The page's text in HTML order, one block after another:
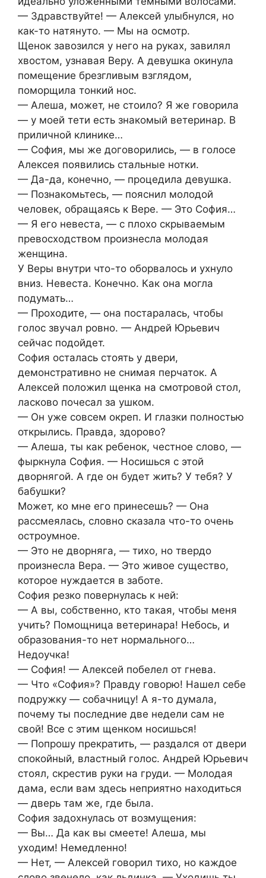
— Здравствуйте! — Алексей улыбнулся, но
как-то натянуто. — Мы на осмотр.
Щенок завозился у него на руках, завилял
хвостом, узнавая Веру. А девушка окинула
помещение брезгливым взглядом,
поморщила тонкий нос.
— Алеша, может, не стоило? Я же говорила
— у моей тети есть знакомый ветеринар. В
приличной клинике…
— София, мы же договорились, — в голосе
Алексея появились стальные нотки.
— Да-да, конечно, — процедила девушка.
— Познакомьтесь, — пояснил молодой
человек, обращаясь к Вере. — Это София…
— Я его невеста, — с плохо скрываемым
превосходством произнесла молодая
женщина.
У Веры внутри что-то оборвалось и ухнуло
вниз. Невеста. Конечно. Как она могла
подумать…
— Проходите, — она постаралась, чтобы
голос звучал ровно. — Андрей Юрьевич
сейчас подойдет.
София осталась стоять у двери,
демонстративно не снимая перчаток. А
Алексей положил щенка на смотровой стол,
ласково почесал за ушком.
— Он уже совсем окреп. И глазки полностью
открылись. Правда, здорово?
— Алеша, ты как ребенок, честное слово, —
фыркнула София. — Носишься с этой
дворнягой. А где он будет жить? У тебя? У
бабушки?
Может, ко мне его принесешь? — Она
рассмеялась, словно сказала что-то очень
остроумное.
— Это не дворняга, — тихо, но твердо
произнесла Вера. — Это живое существо,
которое нуждается в заботе.
София резко повернулась к ней:
— А вы, собственно, кто такая, чтобы меня
учить? Помощница ветеринара! Небось, и
образования-то нет нормального…
Недоучка!
— София! — Алексей побелел от гнева.
— Что «София»? Правду говорю! Нашел себе
подружку — собачницу! А я-то думала,
почему ты последние две недели сам не
свой! Все с этим щенком носишься!
— Попрошу прекратить, — раздался от двери
спокойный, властный голос. Андрей Юрьевич
стоял, скрестив руки на груди. — Молодая
дама, если вам здесь неприятно находиться
— дверь там же, где была.
София задохнулась от возмущения:
— Вы… Да как вы смеете! Алеша, мы
уходим! Немедленно!
— Нет, — Алексей говорил тихо, но каждое